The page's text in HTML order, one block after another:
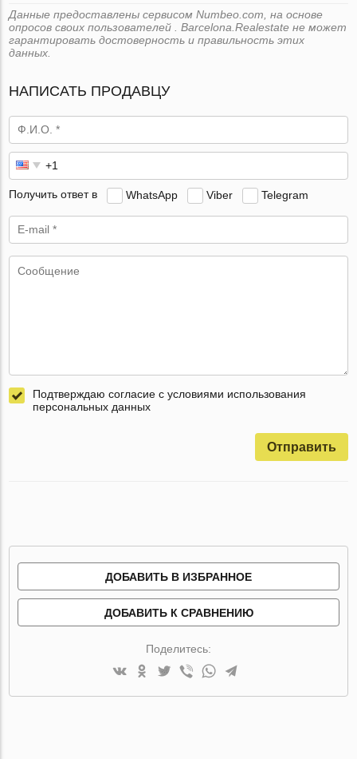
Данные предоставлены сервисом Numbeo.com, на основе
опросов своих пользователей . Barcelona.Realestate не может
гарантировать достоверность и правильность этих
данных.
НАПИСАТЬ ПРОДАВЦУ
Получить ответ в WhatsApp Viber Telegram
Подтверждаю согласие с условиями использования
персональных данных
Отправить
ДОБАВИТЬ В ИЗБРАННОЕ
ДОБАВИТЬ К СРАВНЕНИЮ
Поделитесь: